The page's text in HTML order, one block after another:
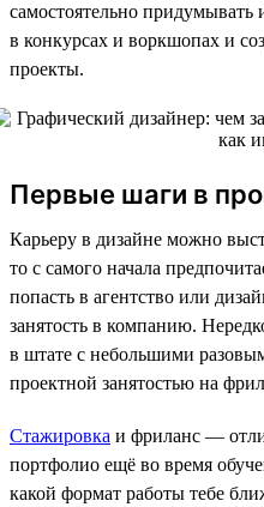
самостоятельно придумывать
в конкурсах и воркшопах и
проекты.
Первые шаги в
Карьеру в дизайне можно
то с самого начала
попасть в агентство или
занятость в компанию.
в штате с небольшими
проектной занятостью на
Стажировка и фриланс —
портфолио ещё во время
какой формат работы тебе